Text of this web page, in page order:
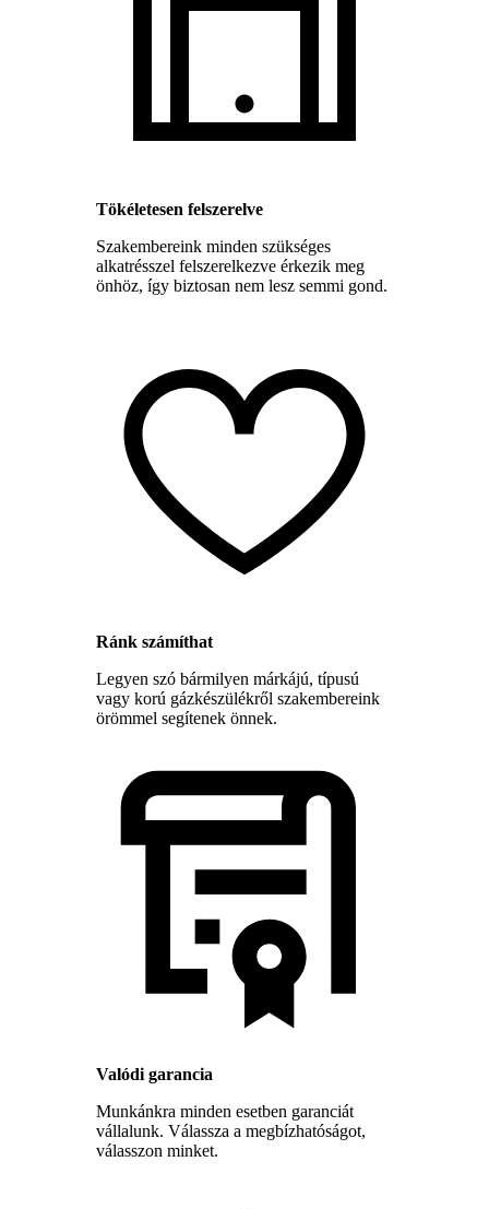
Tökéletesen felszerelve
Szakembereink minden szükséges
alkatrésszel felszerelkezve érkezik meg
önhöz, így biztosan nem lesz semmi gond.
Ránk számíthat
Legyen szó bármilyen márkájú, típusú
vagy korú gázkészülékről szakembereink
örömmel segítenek önnek.
Valódi garancia
Munkánkra minden esetben garanciát
vállalunk. Válassza a megbízhatóságot,
válasszon minket.